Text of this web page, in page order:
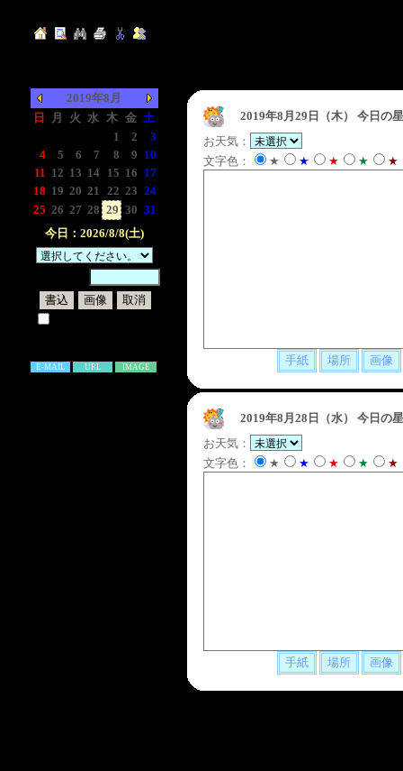
2019年8月
日
月 火 水 木 金 土
1 2
3
4
5 6 7 8 9 10
11 12 13 14 15 16 17
18 19 20 21 22 23 24
25 26 27 28 29 30 31
今日：2026/8/8(土)
E-MAIL URL IMAGE
2019年8月29日（木）
今日の
お天気：
文字色：
★ ★ ★ ★ ★
2019年8月28日（水）
今日の
お天気：
文字色：
★ ★ ★ ★ ★